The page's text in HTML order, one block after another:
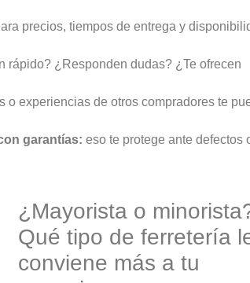
precios, tiempos de entrega y
rápido? ¿Responden dudas? ¿Te ofrecen
o experiencias de otros compradores te
garantías: eso te protege ante defectos
¿Mayorista o
Qué tipo de ferretería
conviene más a tu